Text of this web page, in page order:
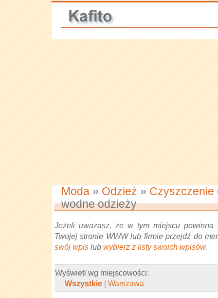
Moda » Odzież » Czyszczenie
wodne odzieży
Jeżeli uważasz, że w tym miejscu powinna
Twojej stronie WWW lub firmie przejdź do
swój wpis lub wybierz z listy swoich wpisów.
Wyświetl wg miejscowości:
Wszystkie |Warszawa